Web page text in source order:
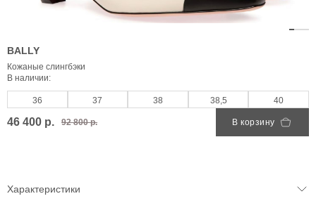
BALLY
Кожаные слингбэки
В наличии:
36 37 38 38,5 40
46 400 р. 92 800 р. В корзину
Характеристики